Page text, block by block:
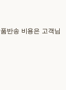
반송 비용은 고객님